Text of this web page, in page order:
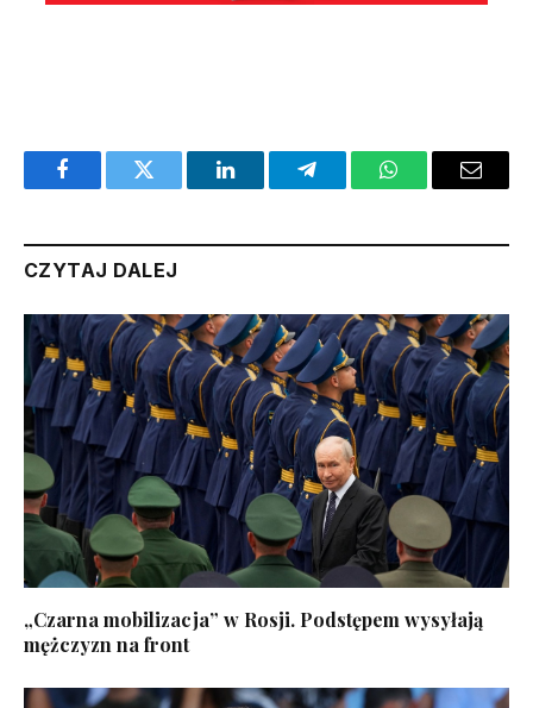
FacebookTwitter LinkedInTelegramWhatsAppEmail
CZYTAJ DALEJ
„Czarna mobilizacja” w Rosji. Podstępem wysyłają
mężczyzn na front